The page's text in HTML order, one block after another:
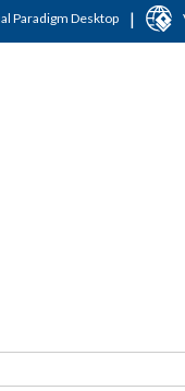
Paradigm Desktop |